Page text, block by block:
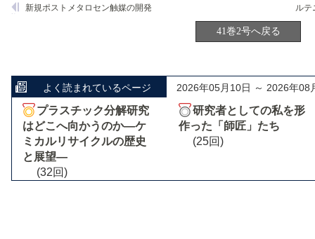
新規ポストメタロセン触媒の開発
41巻2号へ戻る
よく読まれているページ 2026年05月10日 ～ 2026年08
プラスチック分解研究
はどこへ向かうのか―ケ
ミカルリサイクルの歴史
と展望―
(32回)
研究者としての私を形
作った「師匠」たち
(25回)